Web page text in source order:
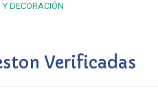
DECORACIÓN
Verificadas